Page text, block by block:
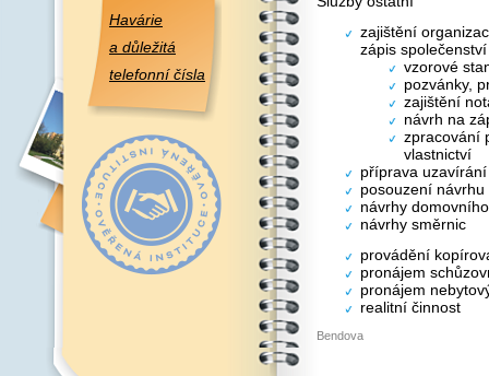
Havárie
a důležitá
telefonní čísla
zajištění
zápis
vzorové
pozvánky,
zajištění
návrh na
zpracování
vlastnictví
příprava
posouzení
návrhy
návrhy směrnic
provádění
pronájem
pronájem
realitní činnost
Bendova